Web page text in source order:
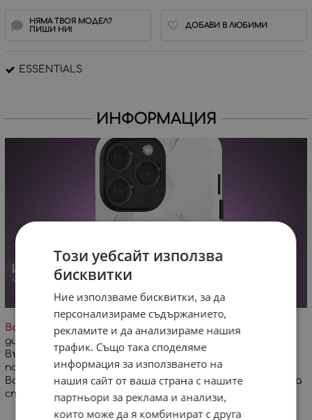
НЯМА ТВОЯ МОДЕЛ?
ПИШИ НИ!
ДОБАВИ В ЛЮБИМИ
ESSENTIALS
ИНФОРМАЦИЯ
Важно!
На заглавната снимка е визуализиран
дигитален проект на дизайна върху кейс за iPhone.
Възможна е минимална разлика в цветовете и
позиционирането на дизайна!
Всеки кейс се изработва специално за Вашата поръчка
спрямо избран модел телефон.
Този уебсайт използва
бисквитки
Ние използваме бисквитки, за да
персонализираме съдържанието,
рекламите и да анализираме нашия
трафик. Също така споделяме
информация за използването на
нашия сайт от ваша страна с нашите
партньори за реклама и анализи,
които може да я комбинират с друга